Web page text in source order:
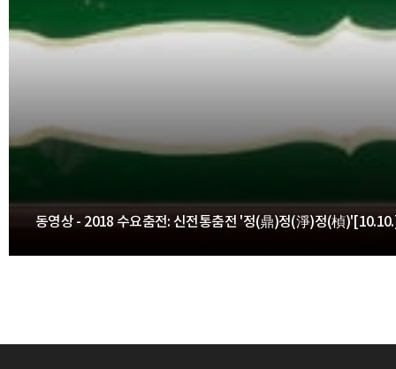
동영상 - 2018 수요춤전: 신전통춤전 '정(鼎)정(淨)정(楨